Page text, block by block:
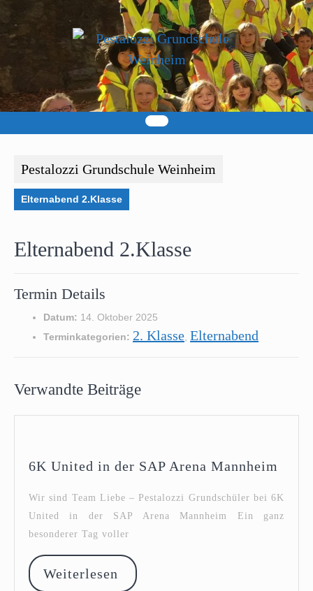
to
Pestalozzi Grundschule Weinheim
Elternabend 2.Klasse
Elternabend 2.Klasse
Termin Details
Datum: 14. Oktober 2025
Terminkategorien: 2. Klasse Elternabend
Verwandte Beiträge
6K United in der SAP Arena Mannheim
in
Wir sind Team Liebe – Pestalozzi Grundschüler bei 6K
United in der SAP Arena Mannheim Ein ganz
besonderer Tag voller
Weiterlesen Weiterlesen